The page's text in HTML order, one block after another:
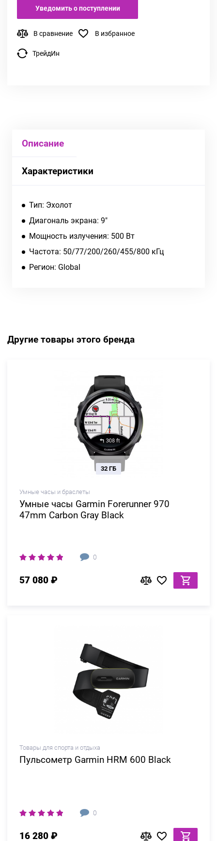
Уведомить о поступлении
В сравнение В избранное
ТрейдИн
Описание
Характеристики
Тип: Эхолот
Диагональ экрана: 9"
Мощность излучения: 500 Вт
Частота: 50/77/200/260/455/800 кГц
Регион: Global
Другие товары этого бренда
Умные часы и браслеты
Умные часы Garmin Forerunner 970
47mm Carbon Gray Black
0
32 ГБ
57 080 ₽
Товары для спорта и отдыха
Пульсометр Garmin HRM 600 Black
0
16 280 ₽